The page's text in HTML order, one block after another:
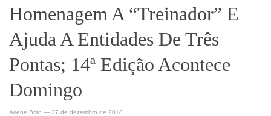
Homenagem A “treinador” E
Ajuda A Entidades De Três
Pontas; 14ª Edição Acontece
Domingo
Arlene Brito — 27 de dezembro de 2018